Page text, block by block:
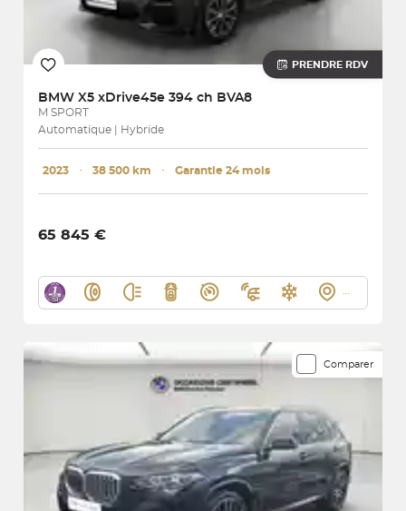
PRENDRE RDV
BMW X5 xDrive45e 394 ch BVA8
M SPORT
Automatique | Hybride
2023 ･ 38 500 km ･ Garantie 24 mois
65 845 €
Comparer